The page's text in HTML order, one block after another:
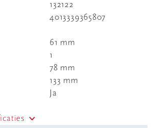
132122
4013339365807
61 mm
1
78 mm
133 mm
Ja